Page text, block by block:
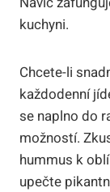
kuchyni.
Chcete-li
každodenní
se naplno do
možností.
hummus k
upečte